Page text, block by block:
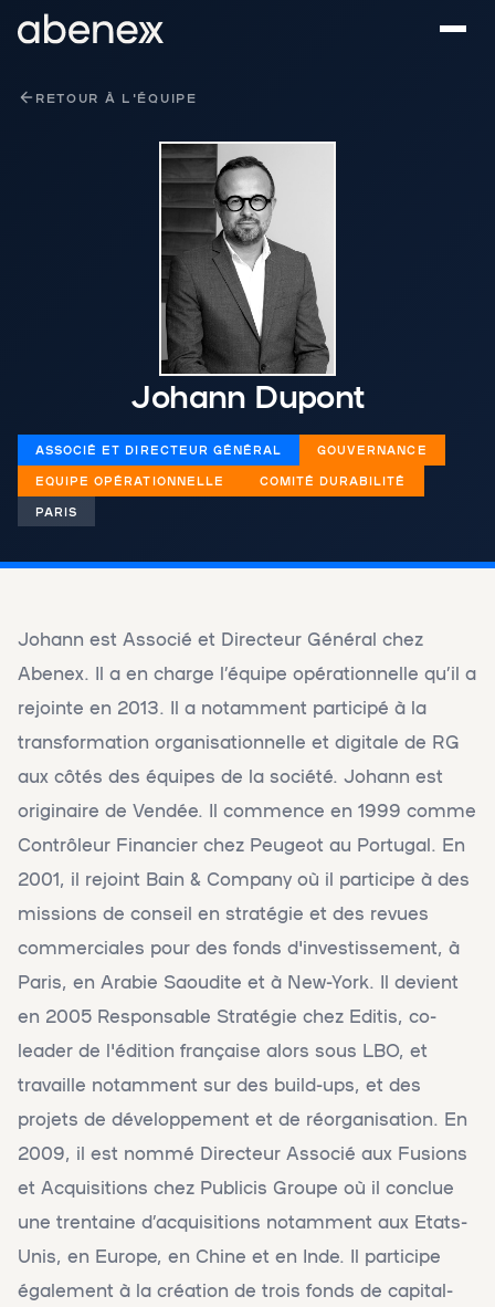
RETOUR À L'ÉQUIPE
Johann Dupont
ASSOCIÉ ET DIRECTEUR GÉNÉRAL
GOUVERNANCE
EQUIPE OPÉRATIONNELLE
COMITÉ DURABILITÉ
PARIS
Johann est Associé et Directeur Général chez
Abenex. Il a en charge l’équipe opérationnelle qu’il a
rejointe en 2013. Il a notamment participé à la
transformation organisationnelle et digitale de RG
aux côtés des équipes de la société. Johann est
originaire de Vendée. Il commence en 1999 comme
Contrôleur Financier chez Peugeot au Portugal. En
2001, il rejoint Bain & Company où il participe à des
missions de conseil en stratégie et des revues
commerciales pour des fonds d'investissement, à
Paris, en Arabie Saoudite et à New-York. Il devient
en 2005 Responsable Stratégie chez Editis, co-
leader de l'édition française alors sous LBO, et
travaille notamment sur des build-ups, et des
projets de développement et de réorganisation. En
2009, il est nommé Directeur Associé aux Fusions
et Acquisitions chez Publicis Groupe où il conclue
une trentaine d’acquisitions notamment aux Etats-
Unis, en Europe, en Chine et en Inde. Il participe
également à la création de trois fonds de capital-
Panneau de gestion des cookies